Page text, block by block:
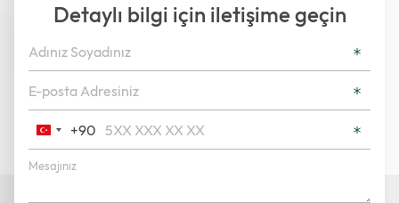
Detaylı bilgi için iletişime geçin
Turkey
+90
+90